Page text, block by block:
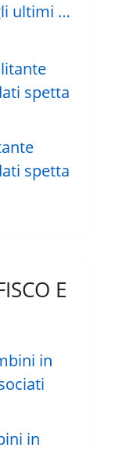
ultimi …
spetta
E
in